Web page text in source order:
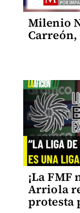
Milenio
Carreón,
¡La FMF
Arriola
protesta